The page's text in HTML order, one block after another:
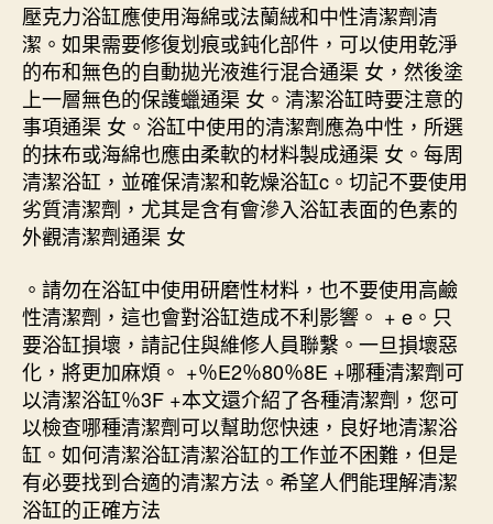
壓克力浴缸應使用海綿或法蘭絨和中性清潔劑清
潔。如果需要修復划痕或鈍化部件，可以使用乾淨
的布和無色的自動拋光液進行混合通渠 女，然後塗
上一層無色的保護蠟通渠 女。清潔浴缸時要注意的
事項通渠 女。浴缸中使用的清潔劑應為中性，所選
的抹布或海綿也應由柔軟的材料製成通渠 女。每周
清潔浴缸，並確保清潔和乾燥浴缸c。切記不要使用
劣質清潔劑，尤其是含有會滲入浴缸表面的色素的
外觀清潔劑通渠 女
。請勿在浴缸中使用研磨性材料，也不要使用高鹼
性清潔劑，這也會對浴缸造成不利影響。 + e。只
要浴缸損壞，請記住與維修人員聯繫。一旦損壞惡
化，將更加麻煩。 +％E2％80％8E +哪種清潔劑可
以清潔浴缸％3F +本文還介紹了各種清潔劑，您可
以檢查哪種清潔劑可以幫助您快速，良好地清潔浴
缸。如何清潔浴缸清潔浴缸的工作並不困難，但是
有必要找到合適的清潔方法。希望人們能理解清潔
浴缸的正確方法